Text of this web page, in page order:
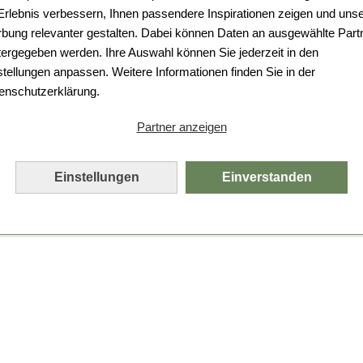
verbessern, Ihnen passendere Inspirationen zeigen und
relevanter gestalten. Dabei können Daten an ausgewählte
werden. Ihre Auswahl können Sie jederzeit in den
anpassen. Weitere Informationen finden Sie in der
Partner anzeigen
Einstellungen Einverstanden
Da ist etwas schiefgelaufen.
Leider ist ein technischer Fehler aufgetreten.
Bitte laden Sie die Seite neu.